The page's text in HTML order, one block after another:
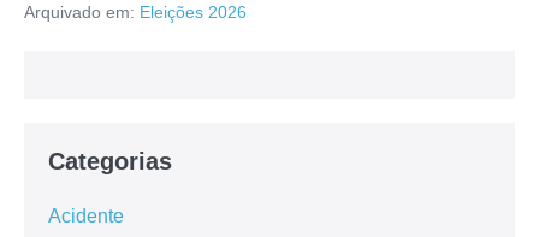
Arquivado em: Eleições 2026
Categorias
Acidente